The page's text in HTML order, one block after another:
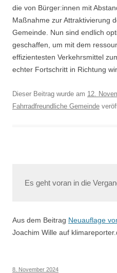
die von Bürger:innen mit
Maßnahme zur Attraktivierung
Gemeinde. Nun sind endlich
geschaffen, um mit dem
effizientesten Verkehrsmittel
echter Fortschritt in Richtung
Dieser Beitrag wurde am 12.
Fahrradfreundliche Gemeinde
Es geht voran in die
Aus dem Beitrag Neuauflage
Joachim Wille auf
8. November 2024